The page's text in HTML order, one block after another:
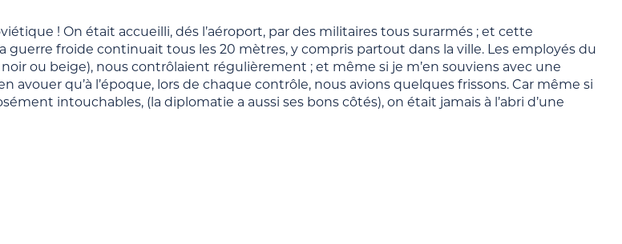
! On était accueilli, dés l’aéroport, par des militaires tous surarmés ; et cette
guerre froide continuait tous les 20 mètres, y compris partout dans la ville. Les employés du
ou beige), nous contrôlaient régulièrement ; et même si je m’en souviens avec une
avouer qu’à l’époque, lors de chaque contrôle, nous avions quelques frissons. Car même si
intouchables, (la diplomatie a aussi ses bons côtés), on était jamais à l’abri d’une